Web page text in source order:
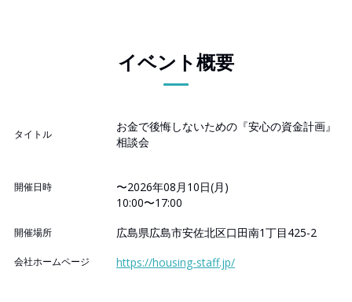
イベント概要
タイトル
お金で後悔しないための『安心の資金計画』
相談会
開催日時
〜2026年08月10日(月)
10:00〜17:00
開催場所 広島県広島市安佐北区口田南1丁目425-2
会社ホームページ https://housing-staff.jp/